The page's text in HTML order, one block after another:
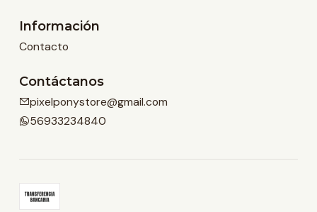
Información
Contacto
Contáctanos
pixelponystore@gmail.com
56933234840